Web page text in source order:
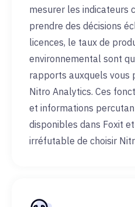
mesurer les indicateurs
prendre des décisions
licences, le taux de
environnemental sont
rapports auxquels vous
Nitro Analytics. Ces
et informations
disponibles dans Foxit
irréfutable de choisir